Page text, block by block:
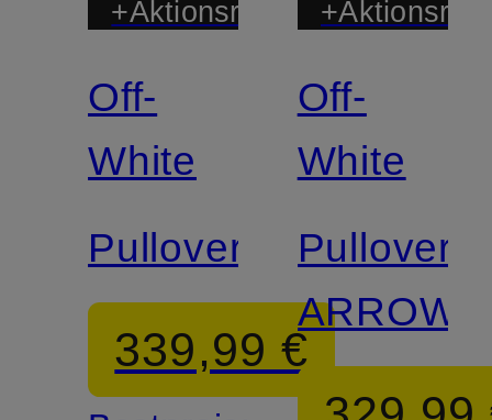
+Aktionsrabatt
Off-
White
Pullover
339,99 €
Off-
White
Pullover
ARROW